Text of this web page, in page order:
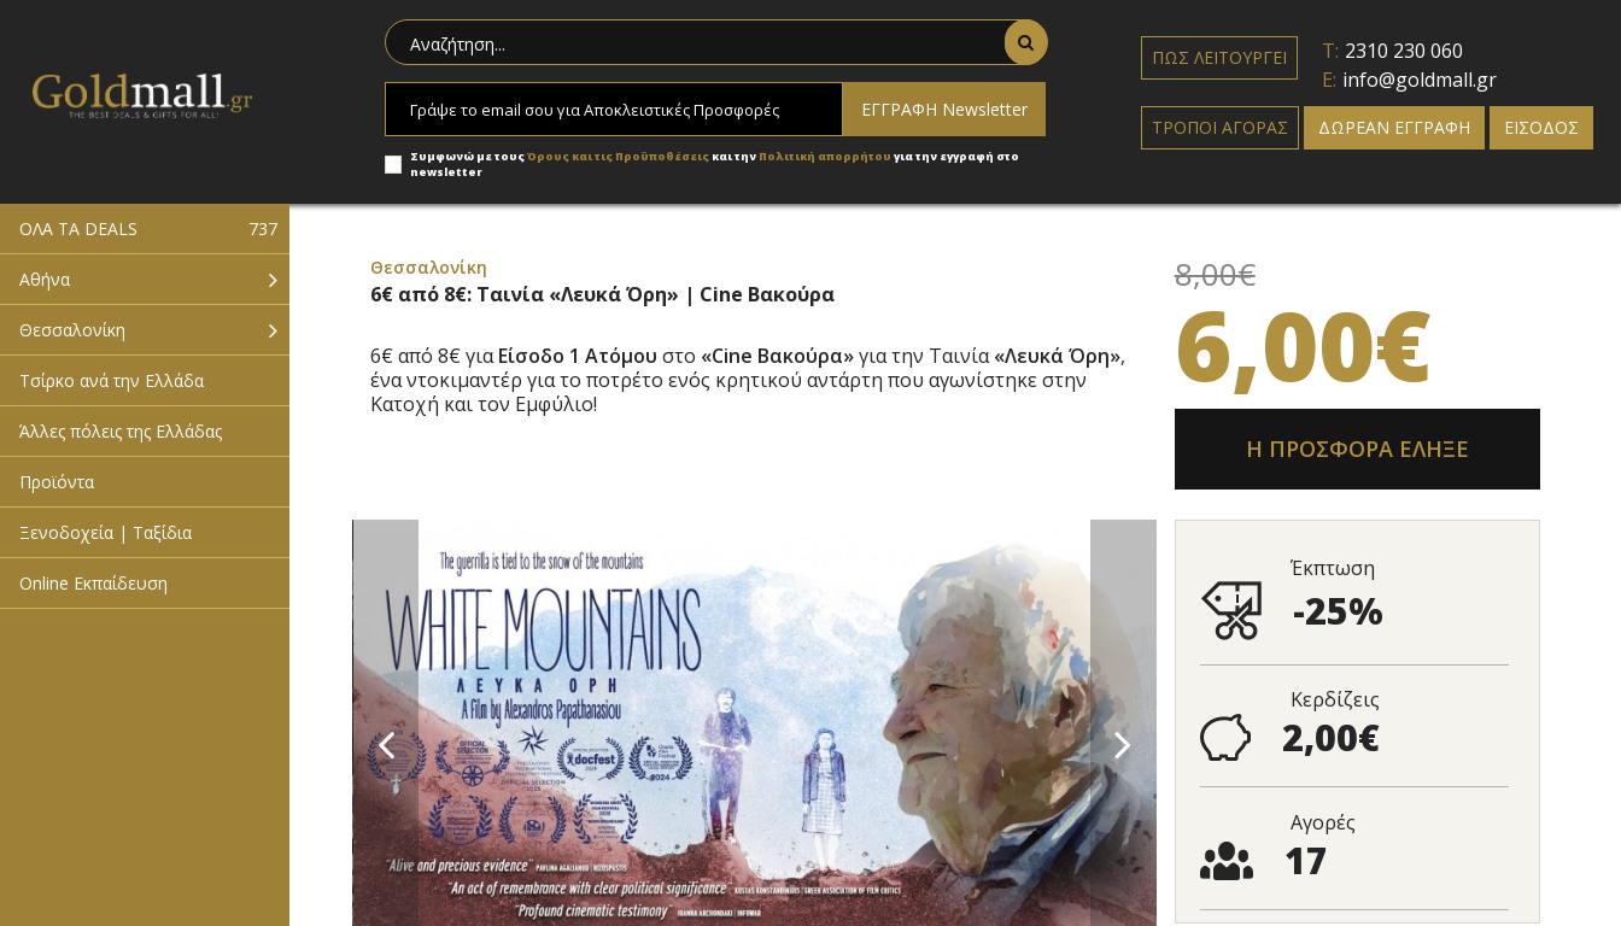
Συμφωνώ με τουςΌρους και τις Προϋποθέσεις και την Πολιτική απορρήτουγια την εγγραφή στο
newsletter
ΠΩΣ ΛΕΙΤΟΥΡΓΕΙ T: 2310 230 060
E: info@goldmall.gr
ΤΡΟΠΟΙ ΑΓΟΡΑΣ ΔΩΡΕΑΝ ΕΓΓΡΑΦΗ ΕΙΣΟΔΟΣ
ΟΛΑ ΤΑ DEALS 737
Αθήνα
Θεσσαλονίκη
Τσίρκο ανά την Ελλάδα
Άλλες πόλεις της Ελλάδας
Προϊόντα
Ξενοδοχεία | Ταξίδια
Online Εκπαίδευση
Θεσσαλονίκη
6€ από 8€: Ταινία «Λευκά Όρη» | Cine Βακούρα
6€ από 8€ γιαΕίσοδο 1 Ατόμου στο «Cine Βακούρα»για την Ταινία«Λευκά Όρη»,
ένα ντοκιμαντέρ για το ποτρέτο ενός κρητικού αντάρτη που αγωνίστηκε στην
Κατοχή και τον Εμφύλιο!
8,00€
6,00€
Η ΠΡΟΣΦΟΡΑ ΕΛΗΞΕ
Έκπτωση
-25%
Κερδίζεις
2,00€
Αγορές
17